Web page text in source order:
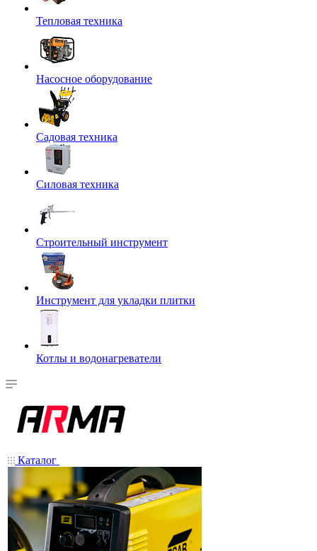
Тепловая техника
Насосное оборудование
Садовая техника
Силовая техника
Строительный инструмент
Инструмент для укладки плитки
Котлы и водонагреватели
Каталог